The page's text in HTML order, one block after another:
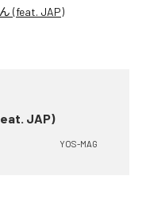
(feat. JAP)
JAP)
YOS-MAG